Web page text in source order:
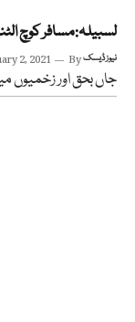
لسبیلہ:مسافر کوچ الٹنے سے14
2, 2021 Byنیوز ڈیسک
جاں بحق اور زخمیوں